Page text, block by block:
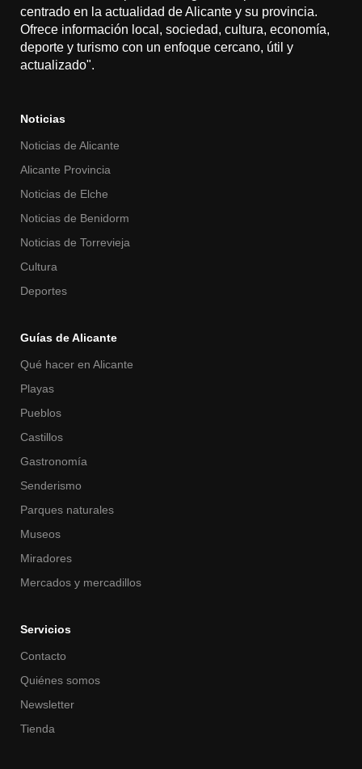
centrado en la actualidad de Alicante y su provincia.
Ofrece información local, sociedad, cultura, economía,
deporte y turismo con un enfoque cercano, útil y
actualizado".
Noticias
Noticias de Alicante
Alicante Provincia
Noticias de Elche
Noticias de Benidorm
Noticias de Torrevieja
Cultura
Deportes
Guías de Alicante
Qué hacer en Alicante
Playas
Pueblos
Castillos
Gastronomía
Senderismo
Parques naturales
Museos
Miradores
Mercados y mercadillos
Servicios
Contacto
Quiénes somos
Newsletter
Tienda